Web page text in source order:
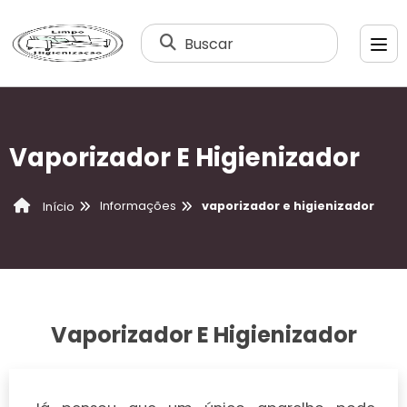
Buscar
Vaporizador E Higienizador
Início Informações vaporizador e higienizador
Vaporizador E Higienizador